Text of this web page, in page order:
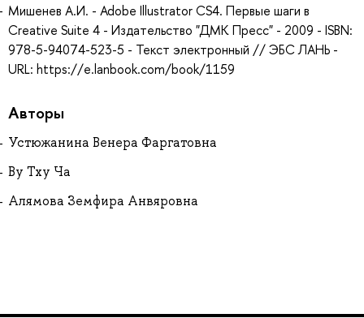
Мишенев А.И. - Adobe Illustrator СS4. Первые шаги в
Creative Suite 4 - Издательство "ДМК Пресс" - 2009 - ISBN:
978-5-94074-523-5 - Текст электронный // ЭБС ЛАНЬ -
URL: https://e.lanbook.com/book/1159
Авторы
Устюжанина Венера Фаргатовна
Ву Тху Ча
Алямова Земфира Анвяровна